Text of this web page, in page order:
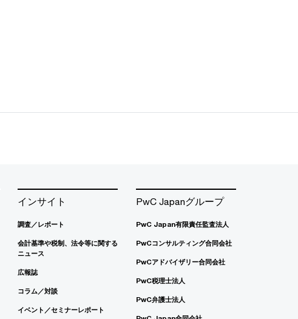
インサイト
調査／レポート
会計基準や税制、法令等に関する
ニュース
広報誌
コラム／対談
イベント／セミナーレポート
PwC Japanグループ
PwC Japan有限責任監査法人
PwCコンサルティング合同会社
PwCアドバイザリー合同会社
PwC税理士法人
PwC弁護士法人